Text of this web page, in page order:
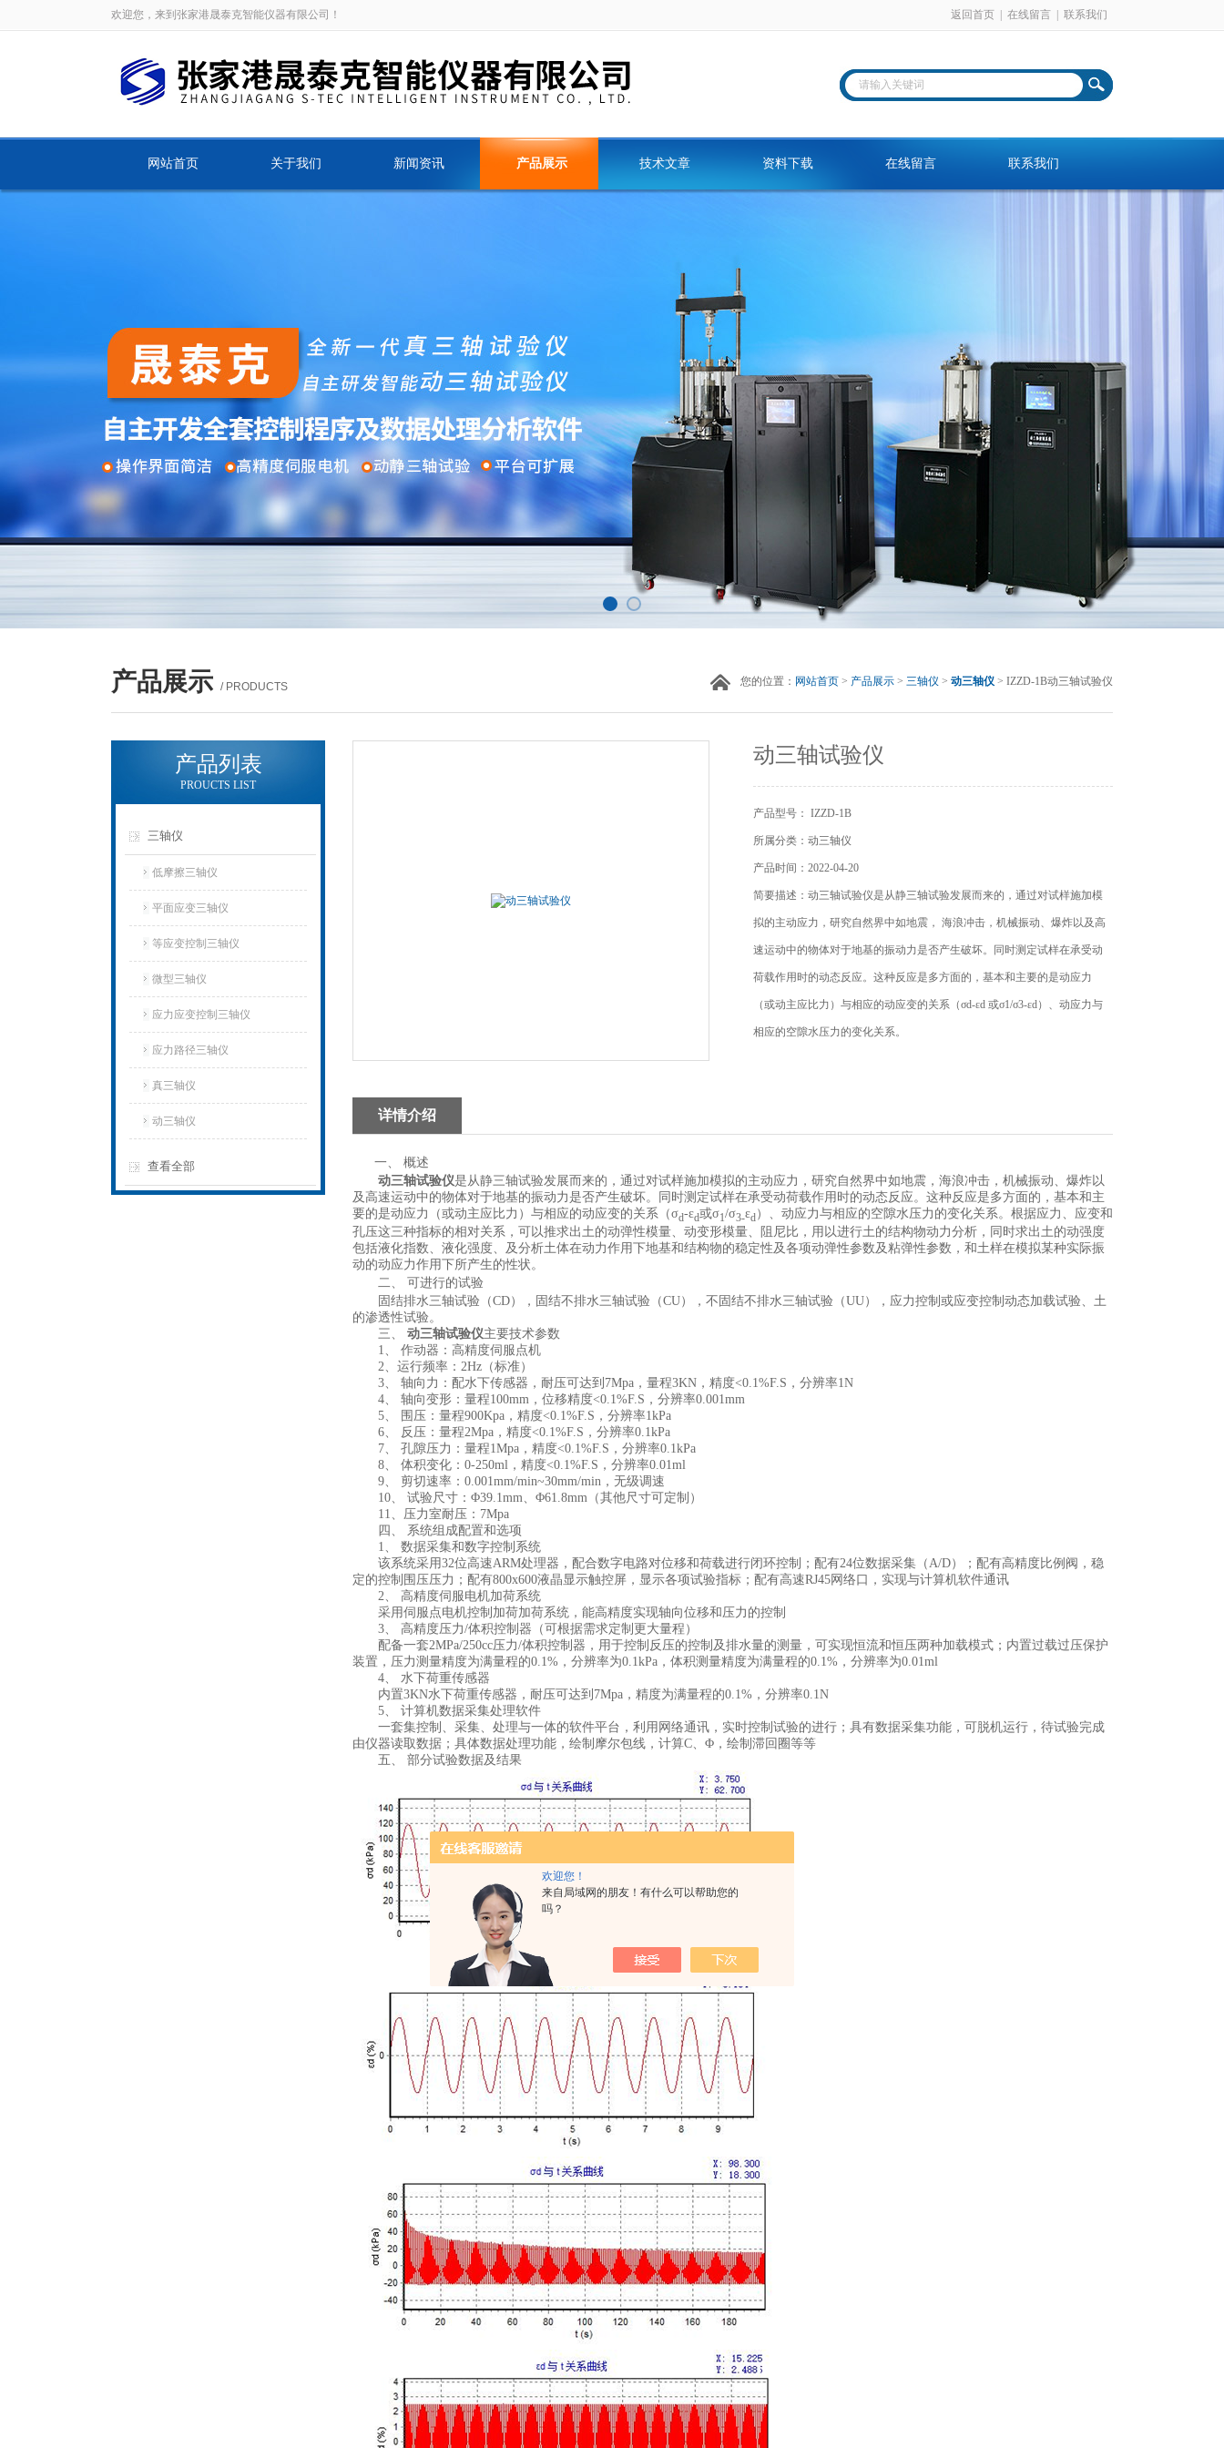
欢迎您！
来自局域网的朋友！有什么可以帮助您的
吗？
欢迎您，来到张家港晟泰克智能仪器有限公司！ 返回首页 在线留言 联系我们
网站首页 关于我们 新闻资讯 产品展示 技术文章 资料下载 在线留言 联系我们
产品展示 / PRODUCTS 您的位置： 网站首页 > 产品展示 > 三轴仪 > 动三轴仪 > IZZD-1B动三轴试验仪
产品列表
PROUCTS LIST
三轴仪
低摩擦三轴仪
平面应变三轴仪
等应变控制三轴仪
微型三轴仪
应力应变控制三轴仪
应力路径三轴仪
真三轴仪
动三轴仪
查看全部
动三轴试验仪
产品型号： IZZD-1B
所属分类：动三轴仪
产品时间：2022-04-20
简要描述：动三轴试验仪是从静三轴试验发展而来的，通过对试样施加模
拟的主动应力，研究自然界中如地震， 海浪冲击，机械振动、爆炸以及高
速运动中的物体对于地基的振动力是否产生破坏。同时测定试样在承受动
荷载作用时的动态反应。这种反应是多方面的，基本和主要的是动应力
（或动主应比力）与相应的动应变的关系（σd-εd 或σ1/σ3-εd）、动应力与
相应的空隙水压力的变化关系。
详情介绍
一、 概述
动三轴试验仪是从静三轴试验发展而来的，通过对试样施加模拟的主动应力，研究自然界中如地震，海浪冲击，机械振动、爆炸以
及高速运动中的物体对于地基的振动力是否产生破坏。同时测定试样在承受动荷载作用时的动态反应。这种反应是多方面的，基本和主
要的是动应力（或动主应比力）与相应的动应变的关系（σd-εd或σ1/σ3-εd）、动应力与相应的空隙水压力的变化关系。根据应力、应变和
孔压这三种指标的相对关系，可以推求出土的动弹性模量、动变形模量、阻尼比，用以进行土的结构物动力分析，同时求出土的动强度
包括液化指数、液化强度、及分析土体在动力作用下地基和结构物的稳定性及各项动弹性参数及粘弹性参数，和土样在模拟某种实际振
动的动应力作用下所产生的性状。
二、 可进行的试验
固结排水三轴试验（CD），固结不排水三轴试验（CU），不固结不排水三轴试验（UU），应力控制或应变控制动态加载试验、土
的渗透性试验。
三、 动三轴试验仪主要技术参数
1、 作动器：高精度伺服点机
2、运行频率：2Hz（标准）
3、 轴向力：配水下传感器，耐压可达到7Mpa，量程3KN，精度<0.1%F.S，分辨率1N
4、 轴向变形：量程100mm，位移精度<0.1%F.S，分辨率0.001mm
5、 围压：量程900Kpa，精度<0.1%F.S，分辨率1kPa
6、 反压：量程2Mpa，精度<0.1%F.S，分辨率0.1kPa
7、 孔隙压力：量程1Mpa，精度<0.1%F.S，分辨率0.1kPa
8、 体积变化：0-250ml，精度<0.1%F.S，分辨率0.01ml
9、 剪切速率：0.001mm/min~30mm/min，无级调速
10、 试验尺寸：Φ39.1mm、Φ61.8mm（其他尺寸可定制）
11、压力室耐压：7Mpa
四、 系统组成配置和选项
1、 数据采集和数字控制系统
该系统采用32位高速ARM处理器，配合数字电路对位移和荷载进行闭环控制；配有24位数据采集（A/D）；配有高精度比例阀，稳
定的控制围压压力；配有800x600液晶显示触控屏，显示各项试验指标；配有高速RJ45网络口，实现与计算机软件通讯
2、 高精度伺服电机加荷系统
采用伺服点电机控制加荷加荷系统，能高精度实现轴向位移和压力的控制
3、 高精度压力/体积控制器（可根据需求定制更大量程）
配备一套2MPa/250cc压力/体积控制器，用于控制反压的控制及排水量的测量，可实现恒流和恒压两种加载模式；内置过载过压保护
装置，压力测量精度为满量程的0.1%，分辨率为0.1kPa，体积测量精度为满量程的0.1%，分辨率为0.01ml
4、 水下荷重传感器
内置3KN水下荷重传感器，耐压可达到7Mpa，精度为满量程的0.1%，分辨率0.1N
5、 计算机数据采集处理软件
一套集控制、采集、处理与一体的软件平台，利用网络通讯，实时控制试验的进行；具有数据采集功能，可脱机运行，待试验完成
由仪器读取数据；具体数据处理功能，绘制摩尔包线，计算C、Φ，绘制滞回圈等等
五、 部分试验数据及结果